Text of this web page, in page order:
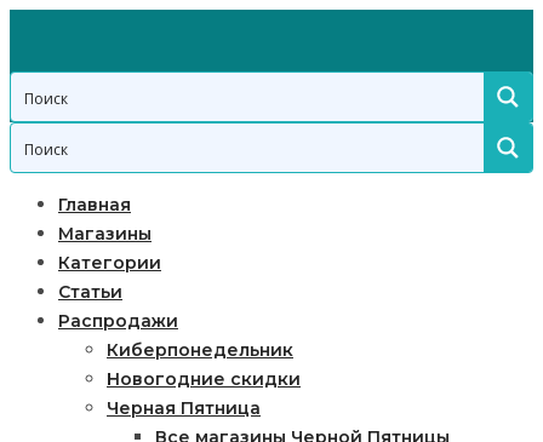
Главная
Магазины
Категории
Статьи
Распродажи
Киберпонедельник
Новогодние скидки
Черная Пятница
Все магазины Черной Пятницы